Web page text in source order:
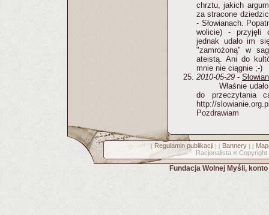
chrztu, jakich
za stracone
- Słowianach.
wolicie) - przyjęli
jednak udało im
"zamrożoną" w
ateistą. Ani do
mnie nie ciągnie ;-)
2010-05-29 -
Właśnie
do przeczytania
http://
Pozdrawiam
[ Regulamin publikacji] [ Bannery] [
Racjonalista © Copyright
Fundacja Wolnej Myśli,